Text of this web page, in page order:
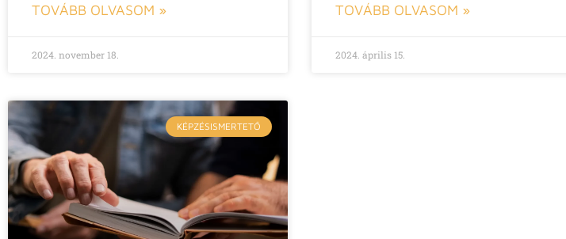
TOVÁBB OLVASOM »
2024. november 18.
TOVÁBB OLVASOM »
2024. április 15.
KÉPZÉSISMERTETŐ